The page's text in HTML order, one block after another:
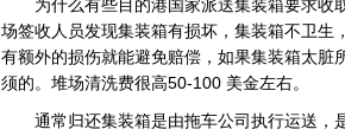
为什么有些目的港国家派送集装箱要求
场签收人员发现集装箱有损坏，集装箱不卫
有额外的损伤就能避免赔偿，如果集装箱太
须的。堆场清洗费很高50-100 美金左右。
通常归还集装箱是由拖车公司执行运送，